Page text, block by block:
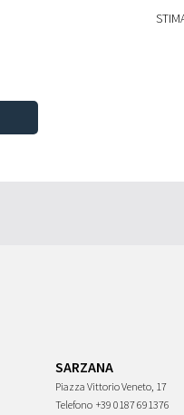
SARZANA
Piazza Vittorio Veneto, 17
Telefono +39 0187 691376